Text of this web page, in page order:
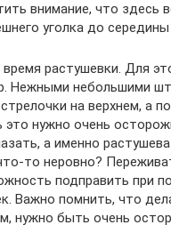
внимание, что здесь
уголка до середины
растушевки. Для
Нежными небольшими
на верхнем, а
это нужно очень
а именно
то неровно?
подправить при
Важно помнить, что
нужно быть очень